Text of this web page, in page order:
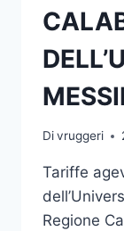
Divruggeri
Tariffe
Regione